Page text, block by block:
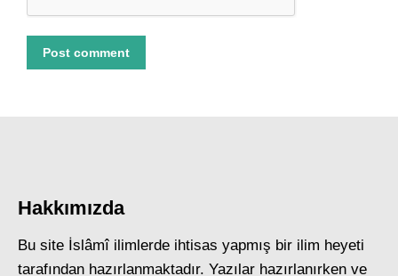
Post comment
Hakkımızda
Bu site İslâmî ilimlerde ihtisas yapmış bir ilim heyeti
tarafından hazırlanmaktadır. Yazılar hazırlanırken ve